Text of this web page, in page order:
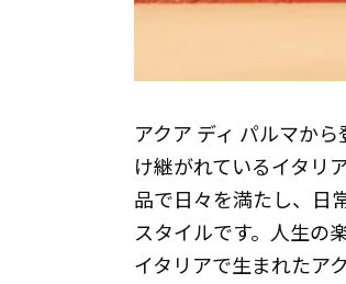
アクア ディ パルマか
け継がれているイタリ
品で日々を満たし、日
スタイルです。人生の
イタリアで生まれたア